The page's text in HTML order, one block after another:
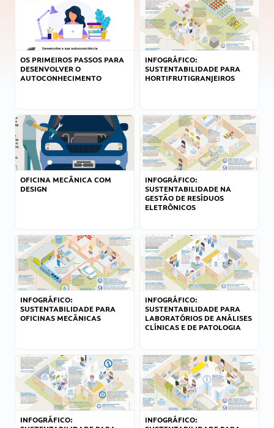
OS PRIMEIROS PASSOS PARA
DESENVOLVER O
AUTOCONHECIMENTO
INFOGRÁFICO:
SUSTENTABILIDADE PARA
HORTIFRUTIGRANJEIROS
OFICINA MECÂNICA COM
DESIGN
INFOGRÁFICO:
SUSTENTABILIDADE NA
GESTÃO DE RESÍDUOS
ELETRÔNICOS
INFOGRÁFICO:
SUSTENTABILIDADE PARA
OFICINAS MECÂNICAS
INFOGRÁFICO:
SUSTENTABILIDADE PARA
LABORATÓRIOS DE ANÁLISES
CLÍNICAS E DE PATOLOGIA
INFOGRÁFICO:
INFOGRÁFICO: